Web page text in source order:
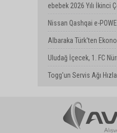
Turkcell’de Attı
ebebek 2026 Yılı İkinci
Açıkladı
Nissan Qashqai e-
Dünya Rekoru: Tek
Albaraka Türk'ten
Finansman Desteği
Uludağ İçecek, 1. FC
Sponsoru Oldu
Togg'un Servis Ağı